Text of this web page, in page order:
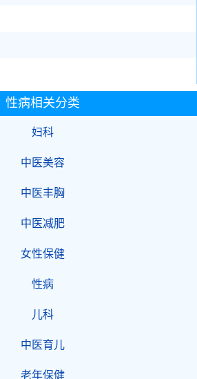
性病相关分类
妇科
中医美容
中医丰胸
中医减肥
女性保健
性病
儿科
中医育儿
老年保健